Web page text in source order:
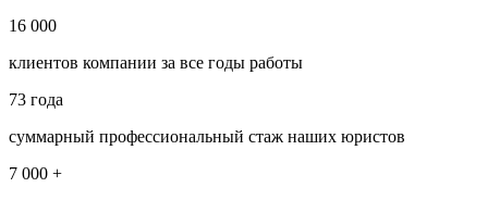
16 000
клиентов компании за все годы работы
73 года
суммарный профессиональный стаж наших юристов
7 000 +